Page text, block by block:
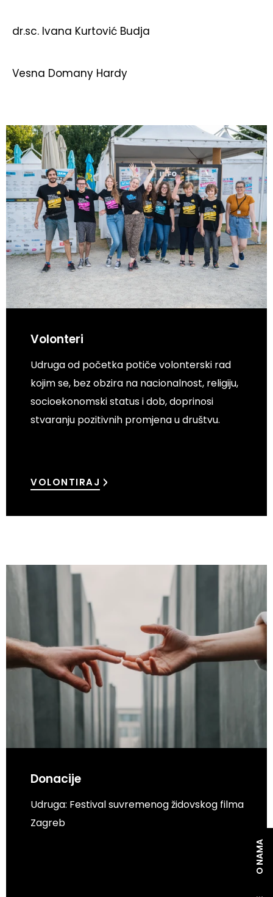
dr.sc. Ivana Kurtović Budja
Vesna Domany Hardy
Volonteri
Udruga od početka potiče volonterski rad
kojim se, bez obzira na nacionalnost, religiju,
socioekonomski status i dob, doprinosi
stvaranju pozitivnih promjena u društvu.
VOLONTIRAJ
Donacije
Udruga: Festival suvremenog židovskog filma
Zagreb
O NAMA